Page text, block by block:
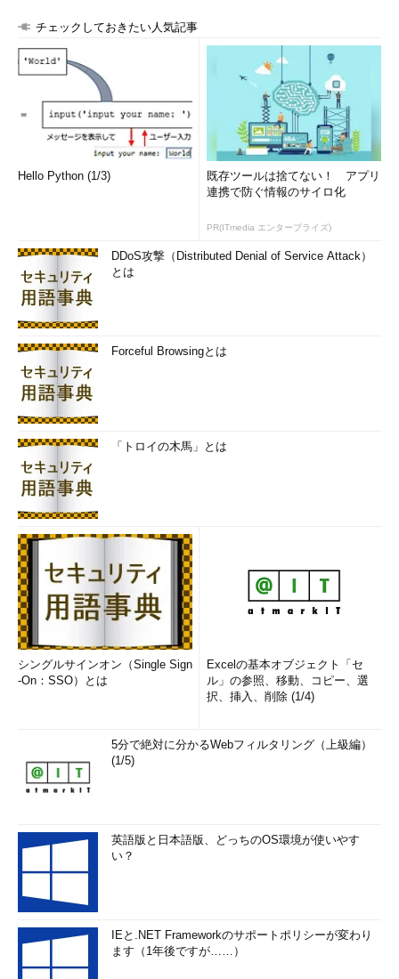
な開発手法を選択するととも
に、ビジネス部門が主導するプ
ロジェクト体制を構築できなけ
れば、開発の迅速化と品質確保
を両立することはできない。
ちなみに、これまでの市場調
査を見ると、日本の企業が採用
を採用している企業は1割にも達
していなかった。しかし、
トナー ジャパンが今年（2014
任者）を対象とした調査では、
アジャイルモデルおよび反復モ
デルを採用している企業は3割
近くに及んでおり、ウォーター
フォールモデルを採用している
う。日本の企業においても新し
い開発手法は着実に普及しつつ
あるようだ。
開発自動化ツールは積極的に
活用すべき
情報システム開発の迅速化と
品質確保の両立を図る上で、も
う一つ重要になるのが、設計や
コーディング、テスト、マニュ
アル作成といった開発作業を自
こうしたツールの採用につい
て、片山氏は「要件の絞り込み
や、意思決定を迅速化する体制
テムの開発を進めるに当たって
は、コーディングミスなどの人
為的なミスを削減し、保守性を
高めるという意味でも、コーデ
ールは積極的に活用すべきだ」
チェックしておきたい人気記事
Hello Python (1/3)
既存ツールは捨てない！ アプリ
連携で防ぐ情報のサイロ化
PR(ITmedia エンタープライズ)
DDoS攻撃（Distributed Denial of Service Attack）
とは
Forceful Browsingとは
「トロイの木馬」とは
シングルサインオン（Single Sign
-On：SSO）とは
Excelの基本オブジェクト「セ
ル」の参照、移動、コピー、選
択、挿入、削除 (1/4)
5分で絶対に分かるWebフィルタリング（上級編）
(1/5)
英語版と日本語版、どっちのOS環境が使いやす
い？
IEと.NET Frameworkのサポートポリシーが変わり
ます（1年後ですが……）